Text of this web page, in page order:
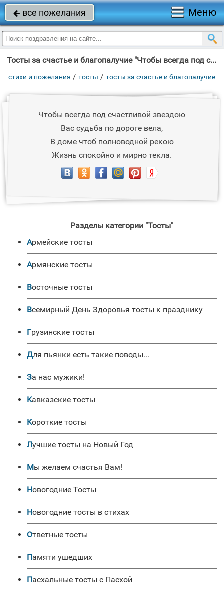
 все пожелания Меню
Тосты за счастье и благопалучие "Чтобы всегда под счастливой звездою Вас судьба по дороге вела, В доме чтоб"
стихи и пожелания /тосты /тосты за счастье и благопалучие
Чтобы всегда под счастливой звездою
Вас судьба по дороге вела,
В доме чтоб полноводной рекою
Жизнь спокойно и мирно текла.
Разделы категории "Тосты"
Армейские тосты
Армянские тосты
Восточные тосты
Всемирный День Здоровья тосты к празднику
Грузинские тосты
Для пьянки есть такие поводы...
За нас мужики!
Кавказские тосты
Короткие тосты
Лучшие тосты на Новый Год
Мы желаем счастья Вам!
Новогодние Тосты
Новогодние тосты в стихах
Ответные тосты
Памяти ушедших
Пасхальные тосты с Пасхой